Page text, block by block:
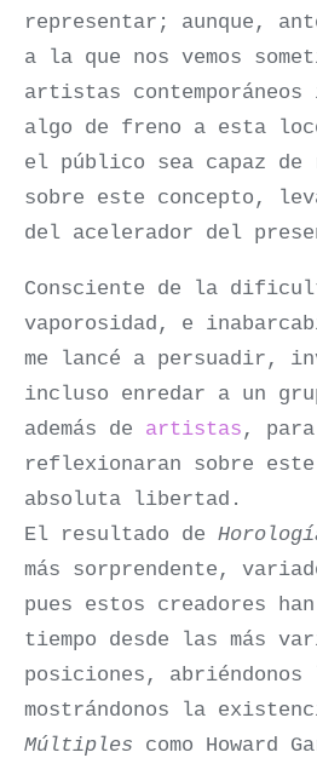
representar; aunque,
a la que nos vemos
artistas
algo de freno a esta
el público sea capaz
sobre este concepto,
del acelerador del
Consciente de la
vaporosidad, e
me lancé a persuadir,
incluso enredar a un
además de artistas , para
reflexionaran sobre este
absoluta libertad.
El resultado de
más sorprendente,
pues estos creadores
tiempo desde las más
posiciones,
mostrándonos la
Múltiples como Howard